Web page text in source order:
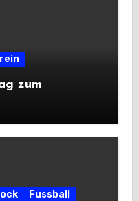
zum
Fussball